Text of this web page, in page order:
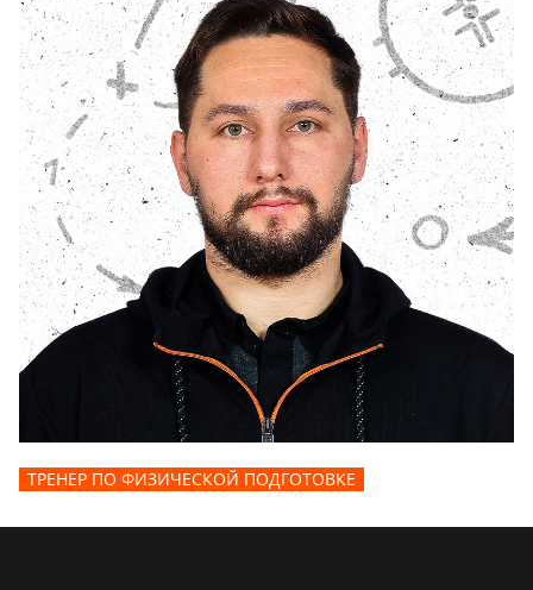
ТРЕНЕР ПО ФИЗИЧЕСКОЙ ПОДГОТОВКЕ